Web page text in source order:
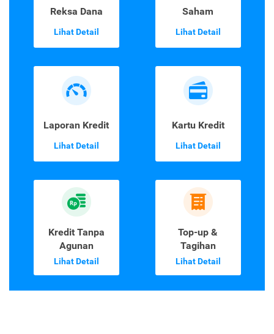
Reksa Dana
Lihat Detail
Saham
Lihat Detail
Laporan Kredit
Lihat Detail
Kartu Kredit
Lihat Detail
Kredit Tanpa
Agunan
Lihat Detail
Top-up &
Tagihan
Lihat Detail